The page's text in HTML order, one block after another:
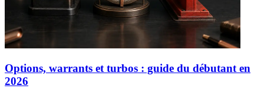
Options, warrants et turbos : guide du débutant en
2026